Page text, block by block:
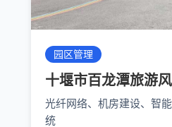
园区管理
十堰市百龙潭旅游
光纤网络、机房建设、智
统